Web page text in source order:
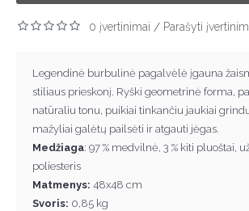
0 įvertinimai / Parašyti
Legendinė burbulinė pagalvėlė įgauna
stiliaus prieskonį. Ryški geometrinė forma,
natūraliu tonu, puikiai tinkančiu jaukiai
mažyliai galėtų pailsėti ir atgauti jėgas.
Medžiaga: 97 % medvilnė, 3 % kiti pluoštai,
poliesteris
Matmenys: 48x48 cm
Svoris: 0,85 kg